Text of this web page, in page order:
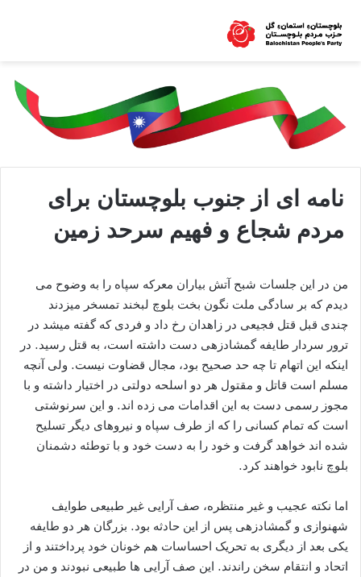
نامه ای از جنوب بلوچستان برای
مردم شجاع و فهیم سرحد زمین
من در این جلسات شبح آتش بیاران معرکه سپاه را به وضوح می
دیدم که بر سادگی ملت نگون بخت بلوچ لبخند تمسخر میزدند
چندی قبل قتل فجیعی در زاهدان رخ داد و فردی که گفته میشد در
ترور سردار طایفه گمشادزهی دست داشته است، به قتل رسید. در
اینکه این اتهام تا چه حد صحیح بود، مجال قضاوت نیست. ولی آنچه
مسلم است قاتل و مقتول هر دو اسلحه دولتی در اختیار داشته و با
مجوز رسمی دست به این اقدامات می زده اند. و این سرنوشتی
است که تمام کسانی را که از طرف سپاه و نیروهای دیگر تسلیح
شده اند خواهد گرفت و خود را به دست خود و با توطئه دشمنان
بلوچ نابود خواهند کرد.
اما نکته عجیب و غیر منتظره، صف آرایی غیر طبیعی طوایف
شهنوازی و گمشادزهی پس از این حادثه بود. بزرگان هر دو طایفه
یکی بعد از دیگری به تحریک احساسات هم خونان خود پرداختند و از
اتحاد و انتقام سخن راندند. این صف آرایی ها طبیعی نبودند و من در